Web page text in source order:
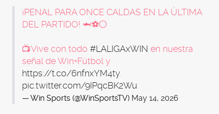
¡PENAL PARA ONCE CALDAS EN LA ÚLTIMA
DEL PARTIDO! 🦈⚽⚪
📺Vive con todo #LALIGAxWIN en nuestra
señal de Win+Fútbol y
https://t.co/6nfnxYM4ty.
pic.twitter.com/9IPqcBK2Wu
— Win Sports (@WinSportsTV) May 14, 2026